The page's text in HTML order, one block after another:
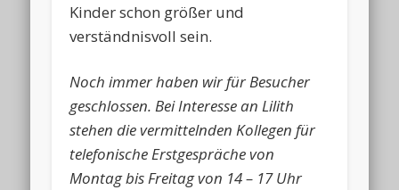
Kinder schon größer und
verständnisvoll sein.
Noch immer haben wir für Besucher
geschlossen. Bei Interesse an Lilith
stehen die vermittelnden Kollegen für
telefonische Erstgespräche von
Montag bis Freitag von 14 – 17 Uhr